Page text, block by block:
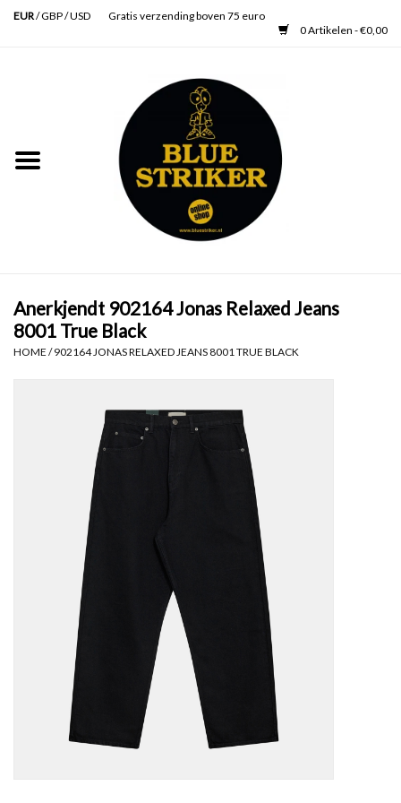
EUR/GBP/USD
Gratis verzending boven 75 euro
0 Artikelen - €0,00
Schoenen
Anerkjendt 902164 Jonas Relaxed Jeans
8001 True Black
HOME /902164 JONAS RELAXED JEANS 8001 TRUE BLACK